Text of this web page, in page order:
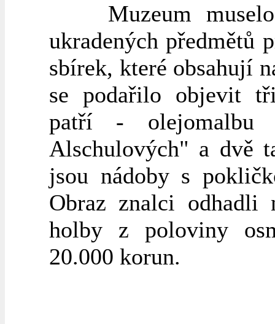
Muzeum muselo
ukradených předmětů
sbírek, které obsahují
se podařilo objevit
patří - olejomalbu
Alschulových" a dvě
jsou nádoby s
Obraz znalci odhadli
holby z poloviny
20.000 korun.